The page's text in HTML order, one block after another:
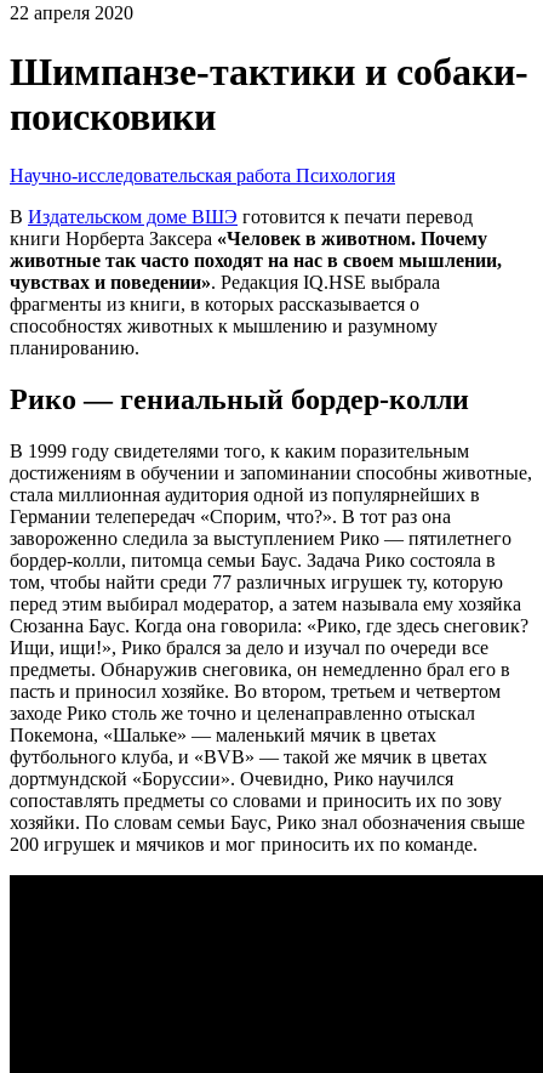
22 апреля 2020
Шимпанзе-тактики и собаки-
поисковики
Научно-исследовательская работа Психология
В Издательском доме ВШЭ готовится к печати перевод
книги Норберта Заксера «Человек в животном. Почему
животные так часто походят на нас в своем мышлении,
чувствах и поведении». Редакция IQ.HSE выбрала
фрагменты из книги, в которых рассказывается о
способностях животных к мышлению и разумному
планированию.
Рико — гениальный бордер-колли
В 1999 году свидетелями того, к каким поразительным
достижениям в обучении и запоминании способны животные,
стала миллионная аудитория одной из популярнейших в
Германии телепередач «Спорим, что?». В тот раз она
завороженно следила за выступлением Рико — пятилетнего
бордер-колли, питомца семьи Баус. Задача Рико состояла в
том, чтобы найти среди 77 различных игрушек ту, которую
перед этим выбирал модератор, а затем называла ему хозяйка
Сюзанна Баус. Когда она говорила: «Рико, где здесь снеговик?
Ищи, ищи!», Рико брался за дело и изучал по очереди все
предметы. Обнаружив снеговика, он немедленно брал его в
пасть и приносил хозяйке. Во втором, третьем и четвертом
заходе Рико столь же точно и целенаправленно отыскал
Покемона, «Шальке» — маленький мячик в цветах
футбольного клуба, и «BVB» — такой же мячик в цветах
дортмундской «Боруссии». Очевидно, Рико научился
сопоставлять предметы со словами и приносить их по зову
хозяйки. По словам семьи Баус, Рико знал обозначения свыше
200 игрушек и мячиков и мог приносить их по команде.